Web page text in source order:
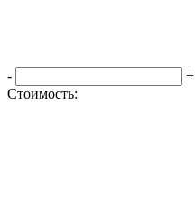
-
+
Стоимость: